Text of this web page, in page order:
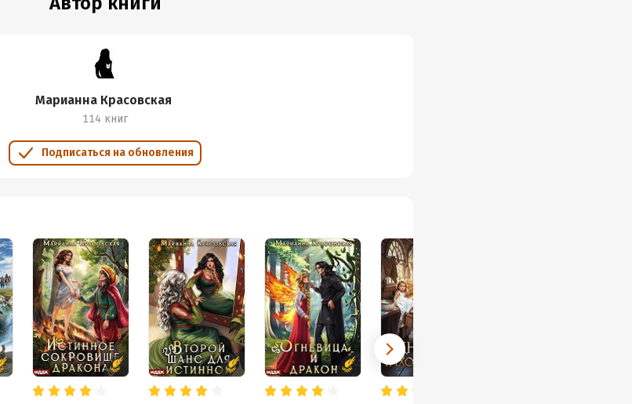
и все живые и красивые.
любит своё дело и эта любовь передаётся и Марушке, и читателям.
мастерской, рисовать эскизы, создавать что-то новое и
разделяет интересы и восхищается результатом.
самые тёплые впечатления. Рекомендую для уютного чтения под
Марианна Красовская
114 книг
Подписаться на обновления